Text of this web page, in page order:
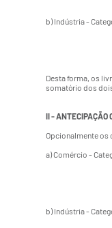
b) Indústria -
Desta forma, os
somatório dos
II - ANTECIPAÇÃO
Opcionalmente os
a) Comércio -
b) Indústria -